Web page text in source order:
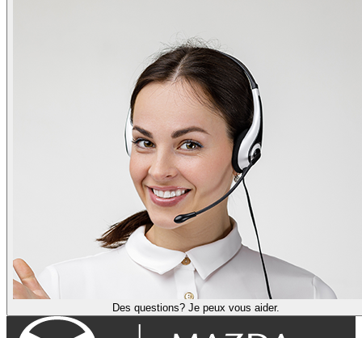
Des questions? Je peux vous aider.